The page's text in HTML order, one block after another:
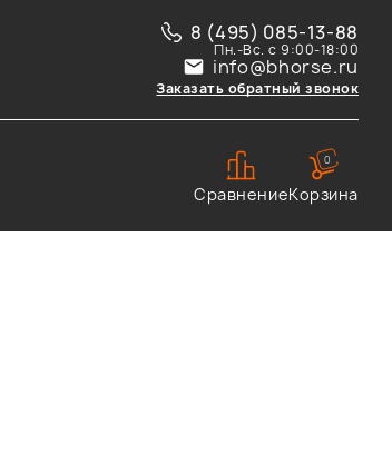
8 (495) 085-13-88
Пн.-Вс. с 9:00-18:00
info@bhorse.ru
Заказать обратный звонок
Сравнение
0
Корзина